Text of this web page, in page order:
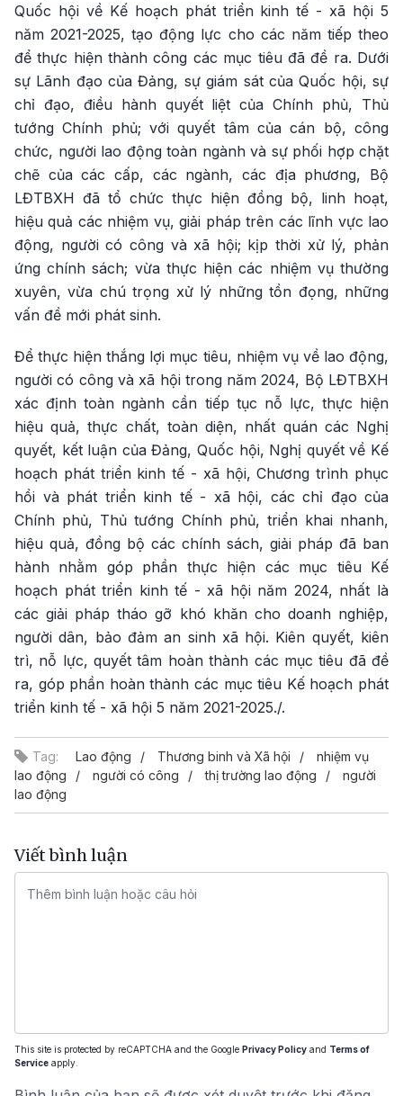
Quốc hội về Kế hoạch phát triển kinh tế - xã hội 5
năm 2021-2025, tạo động lực cho các năm tiếp theo
để thực hiện thành công các mục tiêu đã đề ra. Dưới
sự Lãnh đạo của Đảng, sự giám sát của Quốc hội, sự
chỉ đạo, điều hành quyết liệt của Chính phủ, Thủ
tướng Chính phủ; với quyết tâm của cán bộ, công
chức, người lao động toàn ngành và sự phối hợp chặt
chẽ của các cấp, các ngành, các địa phương, Bộ
LĐTBXH đã tổ chức thực hiện đồng bộ, linh hoạt,
hiệu quả các nhiệm vụ, giải pháp trên các lĩnh vực lao
động, người có công và xã hội; kịp thời xử lý, phản
ứng chính sách; vừa thực hiện các nhiệm vụ thường
xuyên, vừa chú trọng xử lý những tồn đọng, những
vấn đề mới phát sinh.
Để thực hiện thắng lợi mục tiêu, nhiệm vụ về lao động,
người có công và xã hội trong năm 2024, Bộ LĐTBXH
xác định toàn ngành cần tiếp tục nỗ lực, thực hiện
hiệu quả, thực chất, toàn diện, nhất quán các Nghị
quyết, kết luận của Đảng, Quốc hội, Nghị quyết về Kế
hoạch phát triển kinh tế - xã hội, Chương trình phục
hồi và phát triển kinh tế - xã hội, các chỉ đạo của
Chính phủ, Thủ tướng Chính phủ, triển khai nhanh,
hiệu quả, đồng bộ các chính sách, giải pháp đã ban
hành nhằm góp phần thực hiện các mục tiêu Kế
hoạch phát triển kinh tế - xã hội năm 2024, nhất là
các giải pháp tháo gỡ khó khăn cho doanh nghiệp,
người dân, bảo đảm an sinh xã hội. Kiên quyết, kiên
trì, nỗ lực, quyết tâm hoàn thành các mục tiêu đã đề
ra, góp phần hoàn thành các mục tiêu Kế hoạch phát
triển kinh tế - xã hội 5 năm 2021-2025./.
Tag: Lao động Thương binh và Xã hội
nhiệm vụ
lao động
người có công thị trường lao động
người
lao động
Viết bình luận
This site is protected by reCAPTCHA and the Google Privacy Policy and Terms of
Service apply.